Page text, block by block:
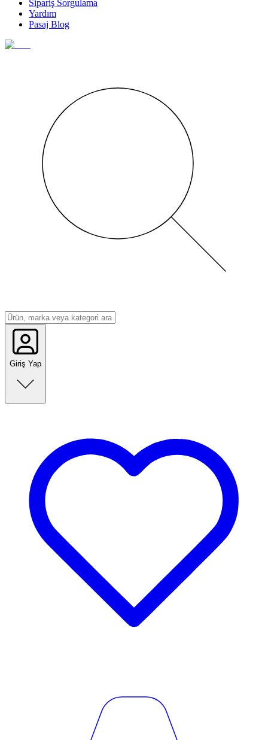
Sipariş Sorgulama
Yardım
Pasaj Blog
Giriş Yap